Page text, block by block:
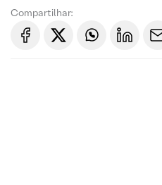
Compartilhar: